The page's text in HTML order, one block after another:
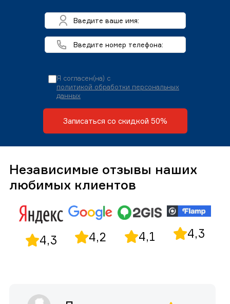
Я согласен(на) с
политикой обработки персональных
данных
Записаться со скидкой 50%
Независимые отзывы наших
любимых клиентов
4,3 4,2 4,1 4,3